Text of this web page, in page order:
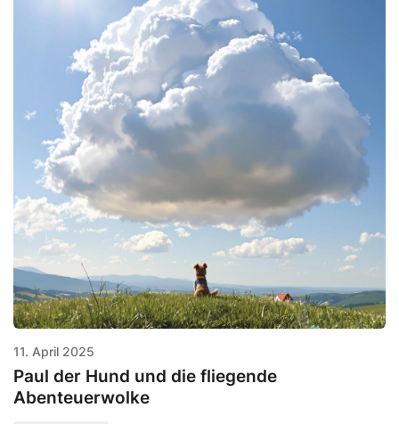
11. April 2025
Paul der Hund und die fliegende
Abenteuerwolke